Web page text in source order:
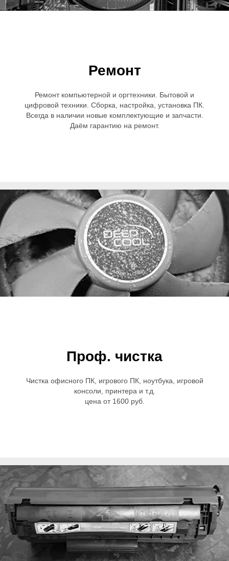
Ремонт
Ремонт компьютерной и оргтехники. Бытовой и
цифровой техники. Сборка, настройка, установка ПК.
Всегда в наличии новые комплектующие и запчасти.
Даём гарантию на ремонт.
Проф. чистка
Чистка офисного ПК, игрового ПК, ноутбука, игровой
консоли, принтера и т.д.
цена от 1600 руб.